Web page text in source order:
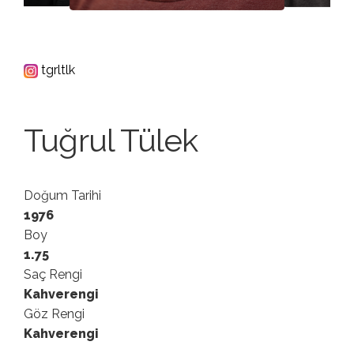
tgrltlk
Tuğrul Tülek
Doğum Tarihi
1976
Boy
1.75
Saç Rengi
Kahverengi
Göz Rengi
Kahverengi